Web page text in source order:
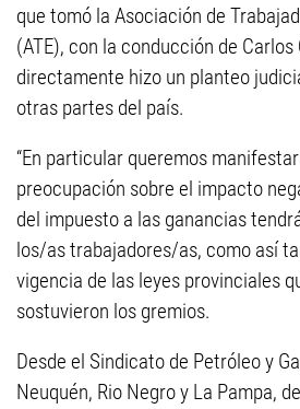
que tomó la Asociación de
(ATE), con la conducción de
directamente hizo un planteo
otras partes del país.
“En particular queremos
preocupación sobre el impacto
del impuesto a las ganancias
los/as trabajadores/as, como así
vigencia de las leyes provinciales
sostuvieron los gremios.
Desde el Sindicato de Petróleo y
Neuquén, Rio Negro y La Pampa,